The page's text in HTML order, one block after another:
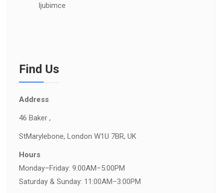
ljubimce
Find Us
Address
46 Baker ,
StMarylebone, London W1U 7BR, UK
Hours
Monday–Friday: 9:00AM–5:00PM
Saturday & Sunday: 11:00AM–3:00PM